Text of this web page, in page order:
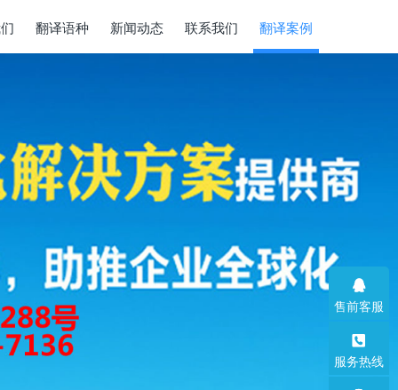
翻译语种 新闻动态 联系我们 翻译案例
售前客服
服务热线